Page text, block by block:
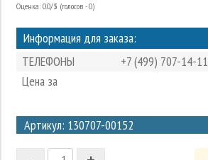
Оценка: 0.0/5 (голосов - 0)
Информация для заказа:
ТЕЛЕФОНЫ
+7 (499) 707-14-11
Цена за
Артикул: 130707-00152
2